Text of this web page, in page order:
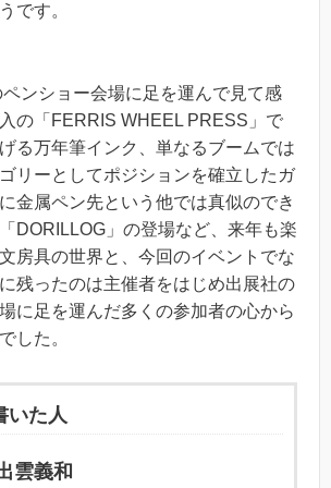
です。
ンショー会場に足を運んで見て感
の「FERRIS WHEEL PRESS」で
る万年筆インク、単なるブームでは
リーとしてポジションを確立したガ
金属ペン先という他では真似のでき
DORILLOG」の登場など、来年も楽
房具の世界と、今回のイベントでな
残ったのは主催者をはじめ出展社の
に足を運んだ多くの参加者の心から
した。
いた人
雲義和